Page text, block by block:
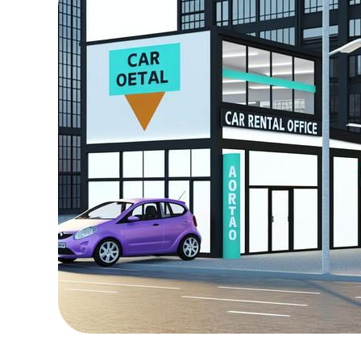
お問合せ
人材募集（ライター、配車スタッフ、デザイ